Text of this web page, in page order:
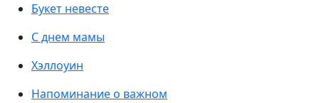
Букет невесте
С днем мамы
Хэллоуин
Напоминание о важном